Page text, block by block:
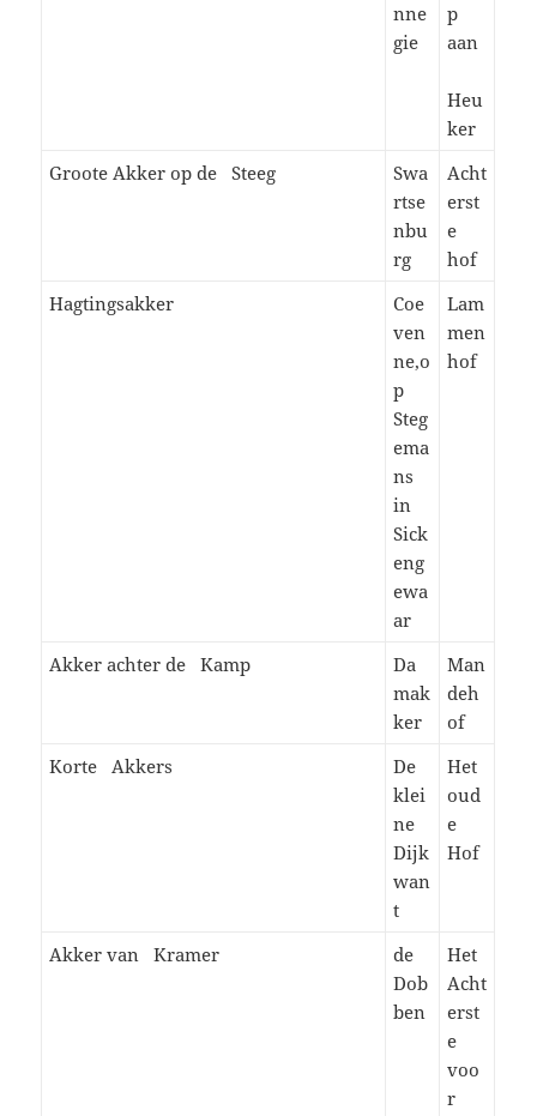
nne
gie
p
aan
Heu
ker
Groote Akker op de Steeg
Swa
rtse
nbu
rg
Acht
erst
e
hof
Hagtingsakker
Coe
ven
ne,o
p
Steg
ema
ns
in
Sick
eng
ewa
ar
Lam
men
hof
Akker achter de Kamp
Da
mak
ker
Man
deh
of
Korte Akkers
De
klei
ne
Dijk
wan
t
Het
oud
e
Hof
Akker van Kramer
de
Dob
ben
Het
Acht
erst
e
voo
r